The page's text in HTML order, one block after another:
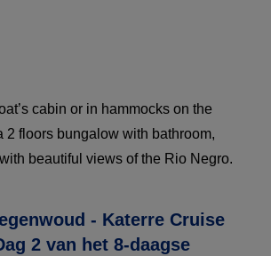
cabin or in hammocks on the
2 floors bungalow with bathroom,
beautiful views of the Rio Negro.
- Katerre Cruise
2 van het 8-daagse